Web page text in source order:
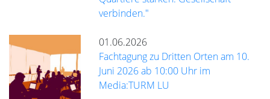
verbinden."
01.06.2026
Fachtagung zu Dritten Orten am 10.
Juni 2026 ab 10:00 Uhr im
Media:TURM LU